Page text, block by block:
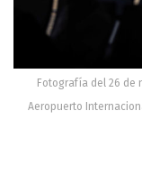
Fotografía del 26 de
Aeropuerto